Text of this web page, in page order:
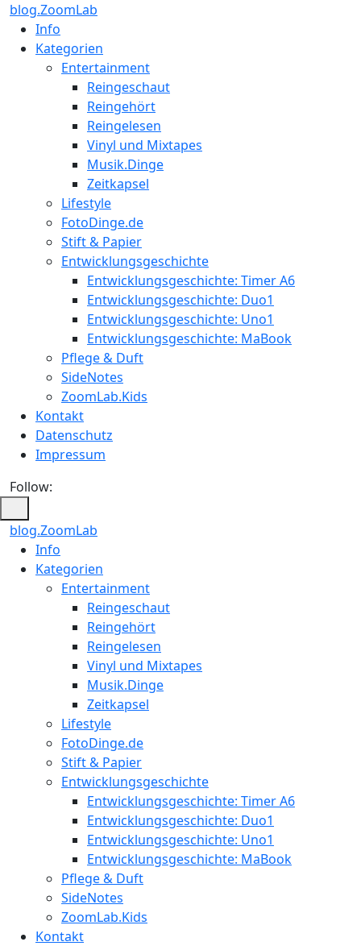
blog.ZoomLab
Info
Kategorien
Entertainment
Reingeschaut
Reingehört
Reingelesen
Vinyl und Mixtapes
Musik.Dinge
Zeitkapsel
Lifestyle
FotoDinge.de
Stift & Papier
Entwicklungsgeschichte
Entwicklungsgeschichte: Timer A6
Entwicklungsgeschichte: Duo1
Entwicklungsgeschichte: Uno1
Entwicklungsgeschichte: MaBook
Pflege & Duft
SideNotes
ZoomLab.Kids
Kontakt
Datenschutz
Impressum
Follow:
blog.ZoomLab
ZoomLab
//
Info
Kategorien
Entertainment
Reingeschaut
Reingehört
Reingelesen
Vinyl und Mixtapes
Musik.Dinge
Zeitkapsel
Lifestyle
FotoDinge.de
Stift & Papier
Entwicklungsgeschichte
Entwicklungsgeschichte: Timer A6
Entwicklungsgeschichte: Duo1
Entwicklungsgeschichte: Uno1
Entwicklungsgeschichte: MaBook
Pflege & Duft
SideNotes
ZoomLab.Kids
Kontakt